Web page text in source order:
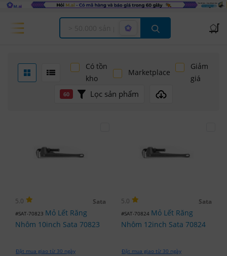
Offcanvas Menu Open
Có tồn
kho
Marketplace
Giảm
giá
60 Lọc sản phẩm
5.0 Sata
#SAT-70823 Mỏ Lết Răng
Nhôm 10inch Sata 70823
Đặt mua giao từ 30 ngày
5.0 Sata
#SAT-70824 Mỏ Lết Răng
Nhôm 12inch Sata 70824
Đặt mua giao từ 30 ngày